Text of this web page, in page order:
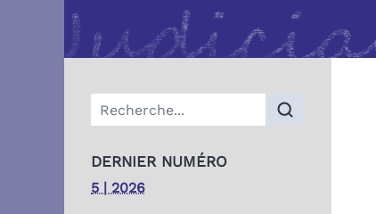
Menu principal
DERNIER NUMÉRO
5 | 2026